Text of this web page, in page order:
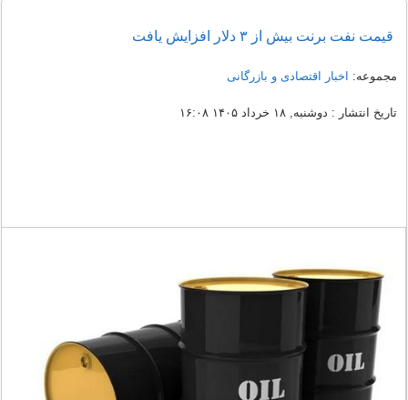
قیمت نفت برنت بیش از ۳ دلار افزایش یافت
مجموعه: اخبار اقتصادی و بازرگانی
تاریخ انتشار : دوشنبه, ۱۸ خرداد ۱۴۰۵ ۱۶:۰۸